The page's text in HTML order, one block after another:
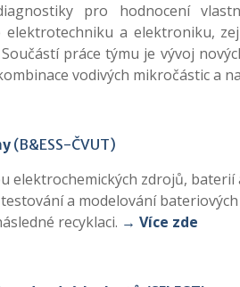
pro hodnocení
a elektroniku,
práce týmu je vývoj
vodivých mikročástic a
(B&ESS-ČVUT)
elektrochemických zdrojů, baterií
a modelování
recyklaci. → Více zde